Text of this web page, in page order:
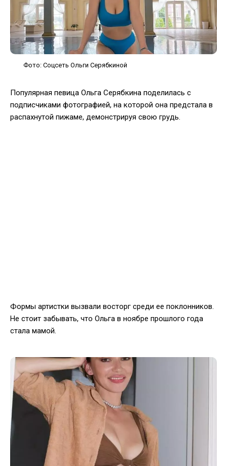
Фото: Соцсеть Ольги Серябкиной
Популярная певица Ольга Серябкина поделилась с
подписчиками фотографией, на которой она предстала в
распахнутой пижаме, демонстрируя свою грудь.
Формы артистки вызвали восторг среди ее поклонников.
Не стоит забывать, что Ольга в ноябре прошлого года
стала мамой.